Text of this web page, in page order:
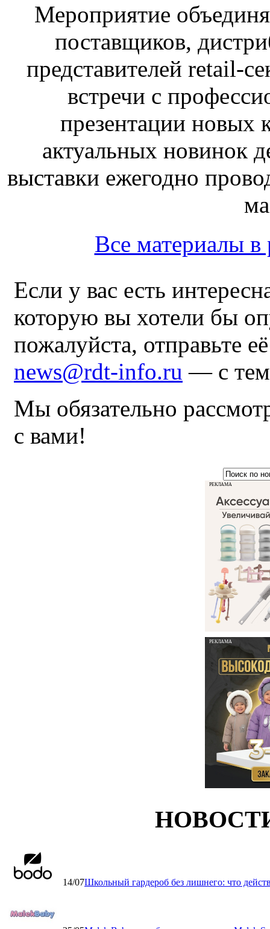
Мероприятие
поставщиков,
представителей retail-
встречи с
презентации новых
актуальных новинок
выставки ежегодно
Все материалы в
Если у вас есть
которую вы хотели бы
пожалуйста, отправьте
news@rdt-info.ru — с
Мы обязательно
с вами!
РЕКЛАМА
РЕКЛАМА
14/07Школьный гардероб без лишнего: что